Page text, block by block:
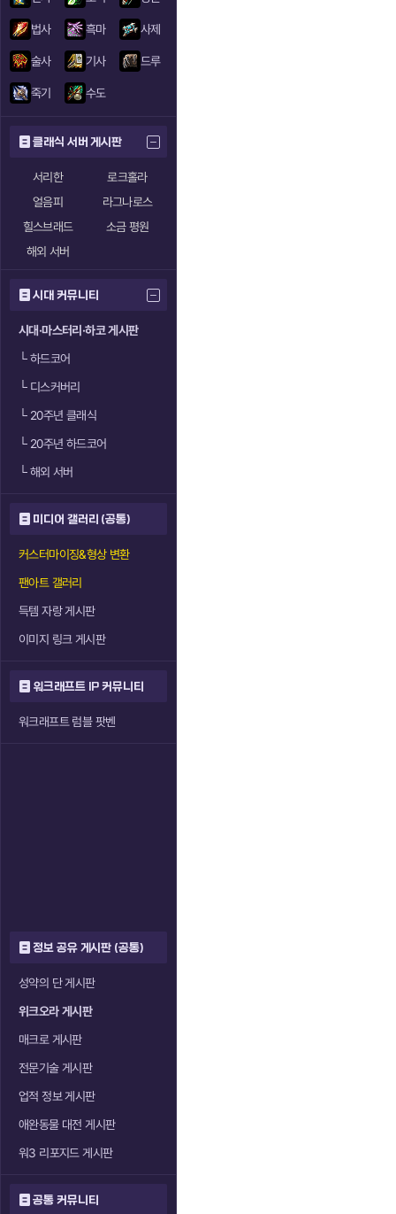
법사 흑마 사제
술사 기사 드루
죽기 수도
클래식 서버 게시판
서리한
로크홀라
얼음피
라그나로스
힐스브래드
소금 평원
해외 서버
시대 커뮤니티
시대·마스터리·하코 게시판
└하드코어
└디스커버리
└20주년 클래식
└20주년 하드코어
└해외 서버
미디어 갤러리 (공통)
커스터마이징&형상 변환
팬아트 갤러리
득템 자랑 게시판
이미지 링크 게시판
워크래프트 IP 커뮤니티
워크래프트 럼블 팟벤
정보 공유 게시판 (공통)
성약의 단 게시판
위크오라 게시판
매크로 게시판
전문기술 게시판
업적 정보 게시판
애완동물 대전 게시판
워3 리포지드 게시판
공통 커뮤니티